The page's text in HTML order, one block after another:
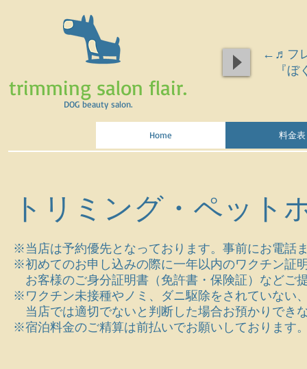
trimming salon flair.
DOG beauty salon.
←♬フ
『ぼ
Home 料金表
トリミング・ペット
※当店は予約優先となっております。事前にお電話
※初めてのお申し込みの際に一年以内のワクチン証
お客様のご身分証明書（免許書・保険証）などご
※ワクチン未接種やノミ、ダニ駆除をされていない
当店では適切でないと判断した場合お預かりでき
※宿泊料金のご精算は前払いでお願いしております